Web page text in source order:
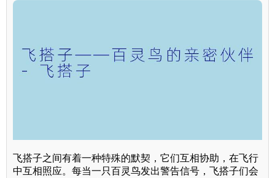
飞搭子之间有着一种特殊的默契，它们互相协助，在飞行
中互相照应。每当一只百灵鸟发出警告信号，飞搭子们会